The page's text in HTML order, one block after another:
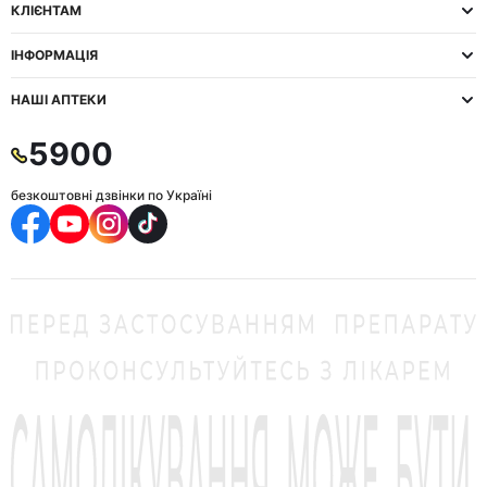
КЛІЄНТАМ
ІНФОРМАЦІЯ
НАШІ АПТЕКИ
5900
безкоштовні дзвінки по Україні